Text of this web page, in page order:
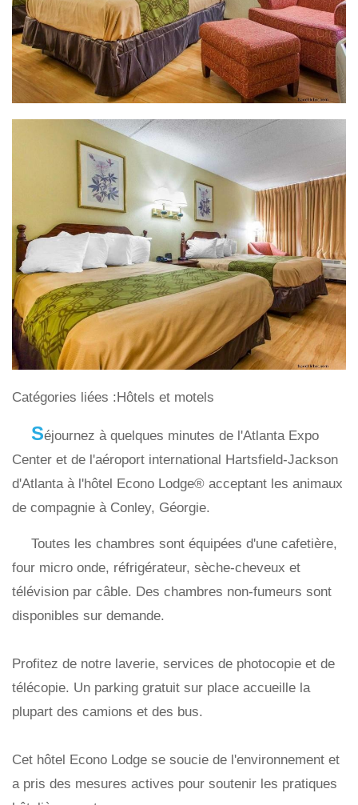
Catégories liées :Hôtels et motels
Séjournez à quelques minutes de l'Atlanta Expo
Center et de l'aéroport international Hartsfield-Jackson
d'Atlanta à l'hôtel Econo Lodge® acceptant les animaux
de compagnie à Conley, Géorgie.
Toutes les chambres sont équipées d'une cafetière,
four micro onde, réfrigérateur, sèche-cheveux et
télévision par câble. Des chambres non-fumeurs sont
disponibles sur demande.
Profitez de notre laverie, services de photocopie et de
télécopie. Un parking gratuit sur place accueille la
plupart des camions et des bus.
Cet hôtel Econo Lodge se soucie de l'environnement et
a pris des mesures actives pour soutenir les pratiques